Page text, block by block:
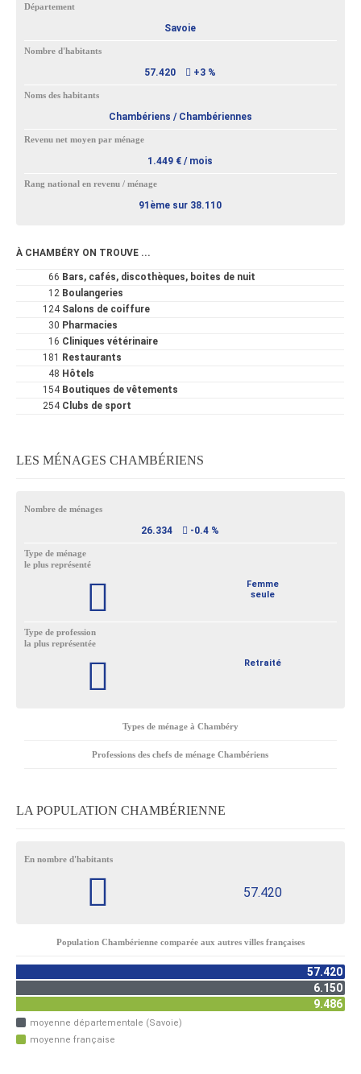
Département
Savoie
Nombre d'habitants
57.420 +3 %
Noms des habitants
Chambériens / Chambériennes
Revenu net moyen par ménage
1.449 € / mois
Rang national en revenu / ménage
91ème sur 38.110
À CHAMBÉRY ON TROUVE ...
66 Bars, cafés, discothèques, boites de nuit
12 Boulangeries
124 Salons de coiffure
30 Pharmacies
16 Cliniques vétérinaire
181 Restaurants
48 Hôtels
154 Boutiques de vêtements
254 Clubs de sport
LES MÉNAGES CHAMBÉRIENS
Nombre de ménages
26.334 -0.4 %
Type de ménage
le plus représenté
Femme
seule
Type de profession
la plus représentée
Retraité
Types de ménage à Chambéry
Professions des chefs de ménage Chambériens
LA POPULATION CHAMBÉRIENNE
En nombre d'habitants
57.420
Population Chambérienne comparée aux autres villes françaises
57.420
6.150
9.486
moyenne départementale (Savoie)
moyenne française